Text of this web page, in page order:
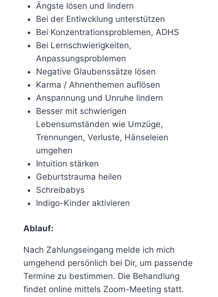
Ängste lösen und lindern
Bei der Entiwcklung unterstützen
Bei Konzentrationsproblemen, ADHS
Bei Lernschwierigkeiten,
Anpassungsproblemen
Negative Glaubenssätze lösen
Karma / Ahnenthemen auflösen
Anspannung und Unruhe lindern
Besser mit schwierigen
Lebensumständen wie Umzüge,
Trennungen, Verluste, Hänseleien
umgehen
Intuition stärken
Geburtstrauma heilen
Schreibabys
Indigo-Kinder aktivieren
Ablauf:
Nach Zahlungseingang melde ich mich
umgehend persönlich bei Dir, um passende
Termine zu bestimmen. Die Behandlung
findet online mittels Zoom-Meeting statt.